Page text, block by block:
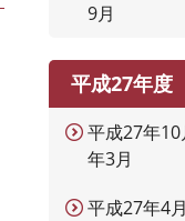
9月
平成27年度
平成27年
年3月
平成27年4